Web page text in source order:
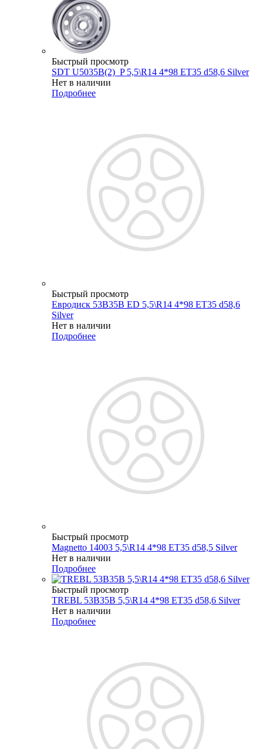
Быстрый просмотр
SDT U5035B(2)_P 5,5\R14 4*98 ET35 d58,6 Silver
Нет в наличии
Подробнее
Быстрый просмотр
Евродиск 53B35B ED 5,5\R14 4*98 ET35 d58,6
Silver
Нет в наличии
Подробнее
Быстрый просмотр
Magnetto 14003 5,5\R14 4*98 ET35 d58,5 Silver
Нет в наличии
Подробнее
Быстрый просмотр
TREBL 53B35B 5,5\R14 4*98 ET35 d58,6 Silver
Нет в наличии
Подробнее